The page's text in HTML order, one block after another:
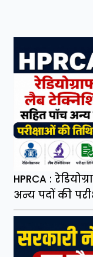
HPRCA :
अन्य पदों की